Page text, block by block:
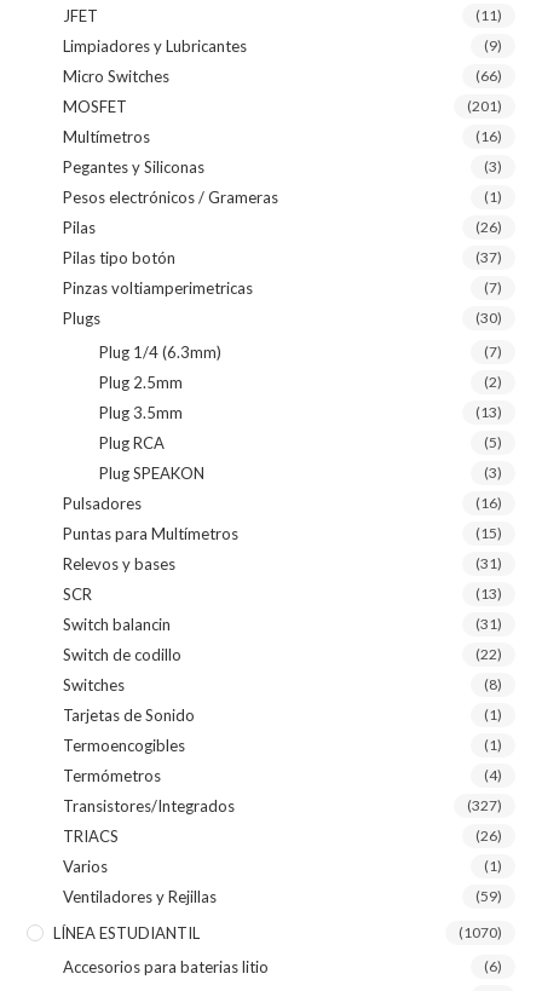
JFET (11)
Limpiadores y Lubricantes (9)
Micro Switches (66)
MOSFET (201)
Multímetros (16)
Pegantes y Siliconas (3)
Pesos electrónicos / Grameras (1)
Pilas (26)
Pilas tipo botón (37)
Pinzas voltiamperimetricas (7)
Plugs (30)
Plug 1/4 (6.3mm) (7)
Plug 2.5mm (2)
Plug 3.5mm (13)
Plug RCA (5)
Plug SPEAKON (3)
Pulsadores (16)
Puntas para Multímetros (15)
Relevos y bases (31)
SCR (13)
Switch balancin (31)
Switch de codillo (22)
Switches (8)
Tarjetas de Sonido (1)
Termoencogibles (1)
Termómetros (4)
Transistores/Integrados (327)
TRIACS (26)
Varios (1)
Ventiladores y Rejillas (59)
LÍNEA ESTUDIANTIL (1070)
Accesorios para baterias litio (6)